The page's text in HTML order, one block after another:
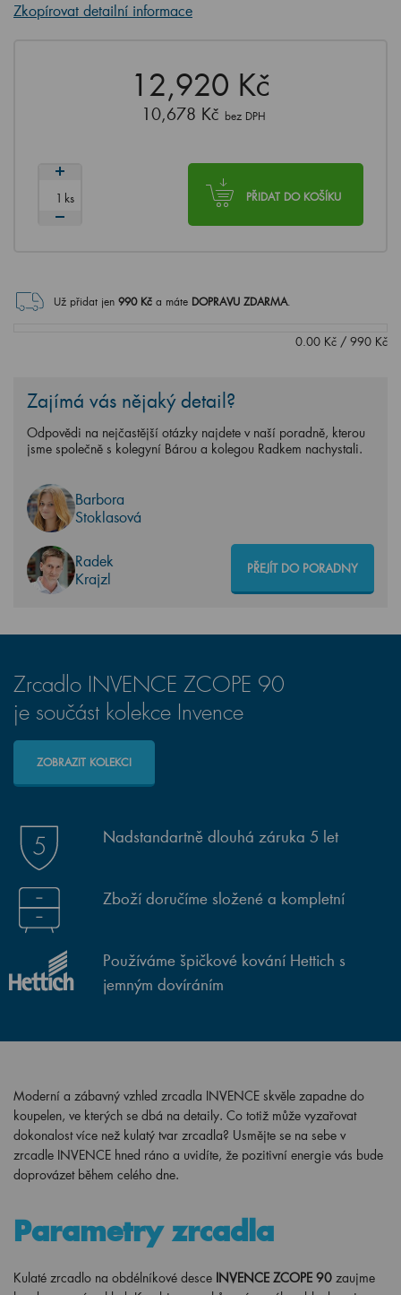
Zkopírovat detailní informace
12,920 Kč
10,678 Kč bez DPH
PŘIDAT DO KOŠÍKU
ks
Už přidat jen 990Kč a máte DOPRAVU ZDARMA.
0.00 Kč / 990 Kč
Zajímá vás nějaký detail?
Odpovědi na nejčastější otázky najdete v naší poradně, kterou
jsme společně s kolegyní Bárou a kolegou Radkem nachystali.
Barbora
Stoklasová
Radek
Krajzl
PŘEJÍT DO PORADNY
Zrcadlo INVENCE ZCOPE 90
je součást kolekce Invence
ZOBRAZIT KOLEKCI
Nadstandartně dlouhá záruka 5 let
Zboží doručíme složené a kompletní
Používáme špičkové kování Hettich s
jemným dovíráním
Moderní a zábavný vzhled zrcadla INVENCE skvěle zapadne do
koupelen, ve kterých se dbá na detaily. Co totiž může vyzařovat
dokonalost více než kulatý tvar zrcadla? Usmějte se na sebe v
zrcadle INVENCE hned ráno a uvidíte, že pozitivní energie vás bude
doprovázet během celého dne.
Parametry zrcadla
Kulaté zrcadlo na obdélníkové desce INVENCE ZCOPE 90 zaujme